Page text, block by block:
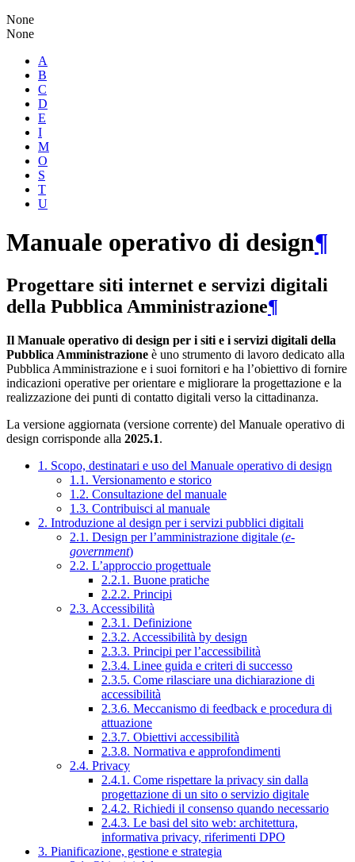
None
None
A
B
C
D
E
I
M
O
S
T
U
Manuale operativo di design¶
Progettare siti internet e servizi digitali
della Pubblica Amministrazione¶
Il Manuale operativo di design per i siti e i servizi digitali della
Pubblica Amministrazione è uno strumento di lavoro dedicato alla
Pubblica Amministrazione e i suoi fornitori e ha l’obiettivo di fornire
indicazioni operative per orientare e migliorare la progettazione e la
realizzazione dei punti di contatto digitali verso la cittadinanza.
La versione aggiornata (versione corrente) del Manuale operativo di
design corrisponde alla 2025.1.
1. Scopo, destinatari e uso del Manuale operativo di design
1.1. Versionamento e storico
1.2. Consultazione del manuale
1.3. Contribuisci al manuale
2. Introduzione al design per i servizi pubblici digitali
2.1. Design per l’amministrazione digitale (e-
government)
2.2. L’approccio progettuale
2.2.1. Buone pratiche
2.2.2. Principi
2.3. Accessibilità
2.3.1. Definizione
2.3.2. Accessibilità by design
2.3.3. Principi per l’accessibilità
2.3.4. Linee guida e criteri di successo
2.3.5. Come rilasciare una dichiarazione di
accessibilità
2.3.6. Meccanismo di feedback e procedura di
attuazione
2.3.7. Obiettivi accessibilità
2.3.8. Normativa e approfondimenti
2.4. Privacy
2.4.1. Come rispettare la privacy sin dalla
progettazione di un sito o servizio digitale
2.4.2. Richiedi il consenso quando necessario
2.4.3. Le basi del sito web: architettura,
informativa privacy, riferimenti DPO
3. Pianificazione, gestione e strategia